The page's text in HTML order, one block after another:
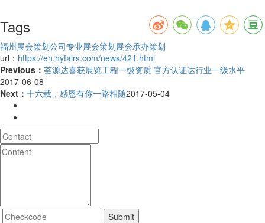
Tags
福州展会策划公司专业展会策划展会承办策划
url： https://en.hyfairs.com/news/421.html
Previous： 荟源达喜获展览工程一级资质 官方认证达行业一级水平
2017-06-08
Next： 十六载，感恩有你一路相随2017-05-04